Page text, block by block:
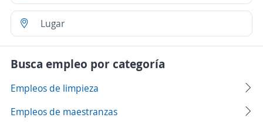
Busca empleo por categoría
Empleos de limpieza
Empleos de maestranzas